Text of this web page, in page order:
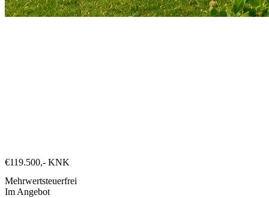
€119.500,- KNK
Mehrwertsteuerfrei
Im Angebot